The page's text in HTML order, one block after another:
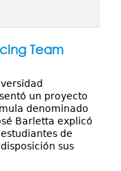
Team
un proyecto
denominado
Barletta explicó
de
sus